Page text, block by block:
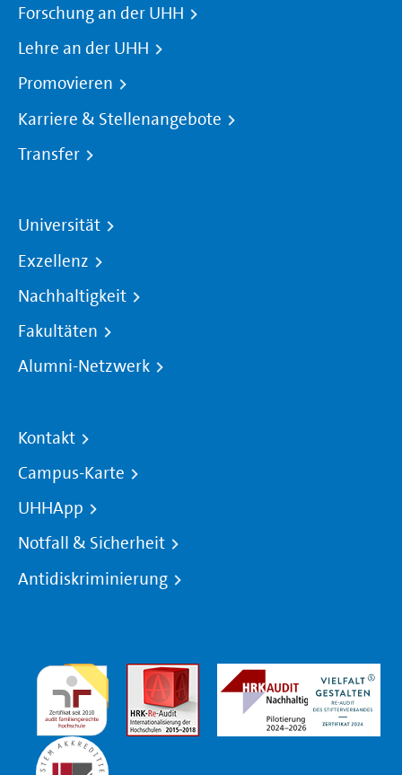
Forschung an der UHH
Lehre an der UHH
Promovieren
Karriere & Stellenangebote
Transfer
Universität
Exzellenz
Nachhaltigkeit
Fakultäten
Alumni-Netzwerk
Kontakt
Campus-Karte
UHHApp
Notfall & Sicherheit
Antidiskriminierung